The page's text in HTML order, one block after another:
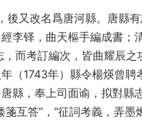
後又改名爲唐河縣。唐縣
李铎，曲天樞手編成書；
而考訂編次，皆曲耀辰
（1743年）縣令楊煐曾
縣，奉上司面谕，拟對
互答”，“征詞考義，弄